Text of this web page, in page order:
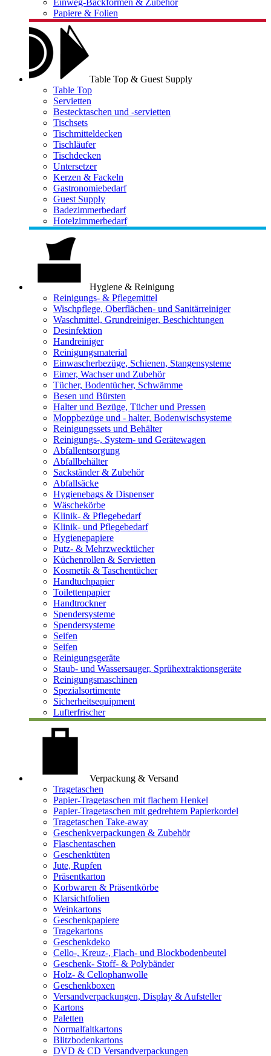
Einweg-Backformen & Zubehör
Papiere & Folien
Table Top & Guest Supply
Table Top
Servietten
Bestecktaschen und -servietten
Tischsets
Tischmitteldecken
Tischläufer
Tischdecken
Untersetzer
Kerzen & Fackeln
Gastronomiebedarf
Guest Supply
Badezimmerbedarf
Hotelzimmerbedarf
Hygiene & Reinigung
Reinigungs- & Pflegemittel
Wischpflege, Oberflächen- und Sanitärreiniger
Waschmittel, Grundreiniger, Beschichtungen
Desinfektion
Handreiniger
Reinigungsmaterial
Einwascherbezüge, Schienen, Stangensysteme
Eimer, Wachser und Zubehör
Tücher, Bodentücher, Schwämme
Besen und Bürsten
Halter und Bezüge, Tücher und Pressen
Moppbezüge und - halter, Bodenwischsysteme
Reinigungssets und Behälter
Reinigungs-, System- und Gerätewagen
Abfallentsorgung
Abfallbehälter
Sackständer & Zubehör
Abfallsäcke
Hygienebags & Dispenser
Wäschekörbe
Klinik- & Pflegebedarf
Klinik- und Pflegebedarf
Hygienepapiere
Putz- & Mehrzwecktücher
Küchenrollen & Servietten
Kosmetik & Taschentücher
Handtuchpapier
Toilettenpapier
Handtrockner
Spendersysteme
Spendersysteme
Seifen
Seifen
Reinigungsgeräte
Staub- und Wassersauger, Sprühextraktionsgeräte
Reinigungsmaschinen
Spezialsortimente
Sicherheitsequipment
Lufterfrischer
Verpackung & Versand
Tragetaschen
Papier-Tragetaschen mit flachem Henkel
Papier-Tragetaschen mit gedrehtem Papierkordel
Tragetaschen Take-away
Geschenkverpackungen & Zubehör
Flaschentaschen
Geschenktüten
Jute, Rupfen
Präsentkarton
Korbwaren & Präsentkörbe
Klarsichtfolien
Weinkartons
Geschenkpapiere
Tragekartons
Geschenkdeko
Cello-, Kreuz-, Flach- und Blockbodenbeutel
Geschenk- Stoff- & Polybänder
Holz- & Cellophanwolle
Geschenkboxen
Versandverpackungen, Display & Aufsteller
Kartons
Paletten
Normalfaltkartons
Blitzbodenkartons
DVD & CD Versandverpackungen